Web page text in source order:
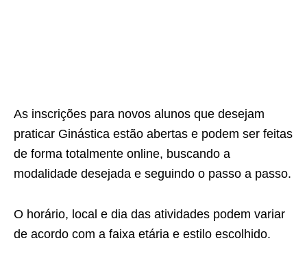
As inscrições para novos alunos que desejam
praticar Ginástica estão abertas e podem ser feitas
de forma totalmente online, buscando a
modalidade desejada e seguindo o passo a passo.
O horário, local e dia das atividades podem variar
de acordo com a faixa etária e estilo escolhido.